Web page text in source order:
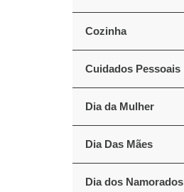
Cozinha
Cuidados Pessoais
Dia da Mulher
Dia Das Mães
Dia dos Namorados